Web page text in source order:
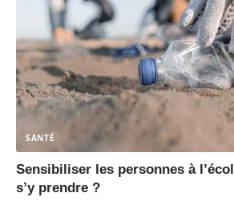
SANTÉ
Sensibiliser les personnes à
s’y prendre ?